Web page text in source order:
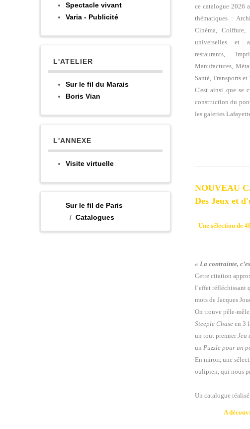
Spectacle vivant
Varia - Publicité
L'ATELIER
Sur le fil du Marais
Boris Vian
L'ANNEXE
Visite virtuelle
Sur le fil de Paris
Catalogues
ce catalogue 2026
thématiques :
Cinéma, Coiffure,
universelles et
restaurants,
Manufactures,
Santé, Transports et
C'est ainsi que se
construction du
les galeries
NOUVEAU
Des Jeux et
Une sélection de
« La contrainte,
Cette citation
l’effet réfléchissant
mots de Jacques
On trouve pêle-
Steeple Chase en 3
un tout premierJeu
un Puzzle pour un
En miroir, une
oulipien, qui nous
Un catalogue
A